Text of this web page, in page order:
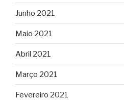
Junho 2021
Maio 2021
Abril 2021
Março 2021
Fevereiro 2021